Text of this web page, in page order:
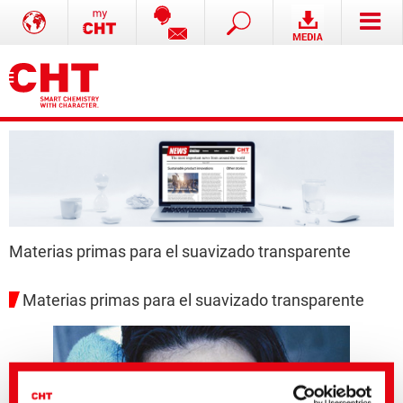
Materias primas para el suavizado transparente
Materias primas para el suavizado transparente